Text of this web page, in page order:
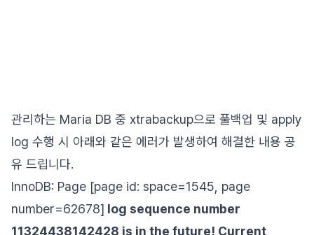
관리하는 Maria DB 중 xtrabackup으로 풀백업 및 apply
log 수행 시 아래와 같은 에러가 발생하여 해결한 내용 공
유 드립니다.
InnoDB: Page [page id: space=1545, page
number=62678] log sequence number
11324438142428 is in the future! Current